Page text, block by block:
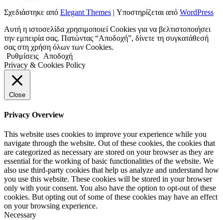
Σχεδιάστηκε από Elegant Themes | Υποστηρίζεται από WordPress
Αυτή η ιστοσελίδα χρησιμοποιεί Cookies για να βελτιστοποιήσει
την εμπειρία σας. Πατώντας “Αποδοχή”, δίνετε τη συγκατάθεσή
σας στη χρήση όλων των Cookies.
Ρυθμίσεις
Αποδοχή
Privacy & Cookies Policy
Close
Privacy Overview
This website uses cookies to improve your experience while you
navigate through the website. Out of these cookies, the cookies that
are categorized as necessary are stored on your browser as they are
essential for the working of basic functionalities of the website. We
also use third-party cookies that help us analyze and understand how
you use this website. These cookies will be stored in your browser
only with your consent. You also have the option to opt-out of these
cookies. But opting out of some of these cookies may have an effect
on your browsing experience.
Necessary